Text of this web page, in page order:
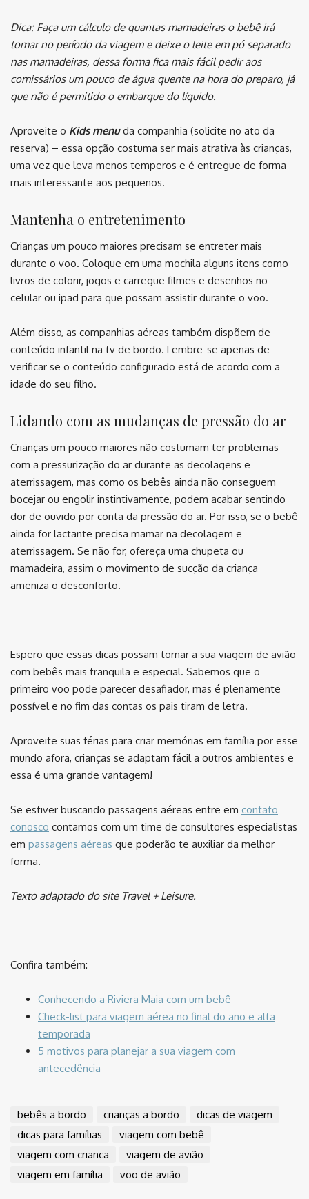
Dica: Faça um cálculo de quantas mamadeiras o bebê irá
tomar no período da viagem e deixe o leite em pó separado
nas mamadeiras, dessa forma fica mais fácil pedir aos
comissários um pouco de água quente na hora do preparo, já
que não é permitido o embarque do líquido.
Aproveite o Kids menuda companhia (solicite no ato da
reserva) – essa opção costuma ser mais atrativa às crianças,
uma vez que leva menos temperos e é entregue de forma
mais interessante aos pequenos.
Mantenha o entretenimento
Crianças um pouco maiores precisam se entreter mais
durante o voo. Coloque em uma mochila alguns itens como
livros de colorir, jogos e carregue filmes e desenhos no
celular ou ipad para que possam assistir durante o voo.
Além disso, as companhias aéreas também dispõem de
conteúdo infantil na tv de bordo. Lembre-se apenas de
verificar se o conteúdo configurado está de acordo com a
idade do seu filho.
Lidando com as mudanças de pressão do ar
Crianças um pouco maiores não costumam ter problemas
com a pressurização do ar durante as decolagens e
aterrissagem, mas como os bebês ainda não conseguem
bocejar ou engolir instintivamente, podem acabar sentindo
dor de ouvido por conta da pressão do ar. Por isso, se o bebê
ainda for lactante precisa mamar na decolagem e
aterrissagem. Se não for, ofereça uma chupeta ou
mamadeira, assim o movimento de sucção da criança
ameniza o desconforto.
Espero que essas dicas possam tornar a sua viagem de avião
com bebês mais tranquila e especial. Sabemos que o
primeiro voo pode parecer desafiador, mas é plenamente
possível e no fim das contas os pais tiram de letra.
Aproveite suas férias para criar memórias em família por esse
mundo afora, crianças se adaptam fácil a outros ambientes e
essa é uma grande vantagem!
Se estiver buscando passagens aéreas entre em contato
conosco contamos com um time de consultores especialistas
em passagens aéreas que poderão te auxiliar da melhor
forma.
Texto adaptado do site Travel + Leisure.
Confira também:
Conhecendo a Riviera Maia com um bebê
Check-list para viagem aérea no final do ano e alta
temporada
5 motivos para planejar a sua viagem com
antecedência
bebês a bordo crianças a bordo
dicas de viagem
dicas para famílias
viagem com bebê
viagem com criança
viagem de avião
viagem em família
voo de avião